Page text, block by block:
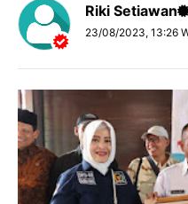
Riki Setiawan
23/08/2023, 13:26